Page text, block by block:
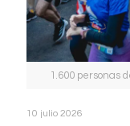
1.600 personas
10 julio 2026